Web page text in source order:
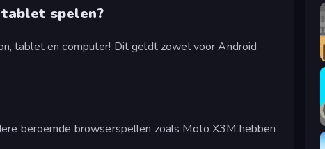
spelen?
tablet en computer! Dit geldt zowel voor Android
beroemde browserspellen zoals Moto X3M hebben